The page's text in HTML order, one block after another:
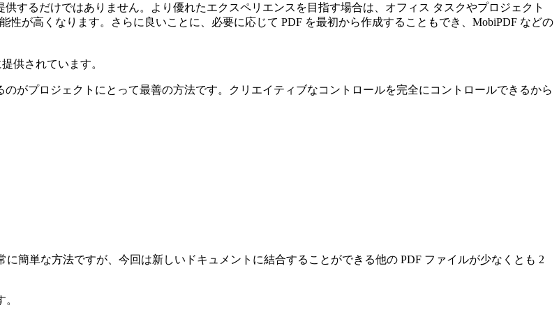
するだけではありません。より優れたエクスペリエンスを目指す場合は、オフィス タスクやプロジェクト
が高くなります。さらに良いことに、必要に応じて PDF を最初から作成することもでき、MobiPDF などの
供されています。
がプロジェクトにとって最善の方法です。クリエイティブなコントロールを完全にコントロールできるから
に簡単な方法ですが、今回は新しいドキュメントに結合することができる他の PDF ファイルが少なくとも 2